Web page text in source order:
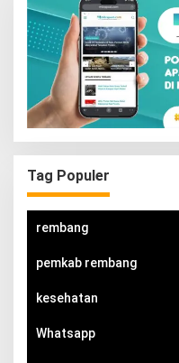
Tag Populer
rembang
pemkab rembang
kesehatan
Whatsapp